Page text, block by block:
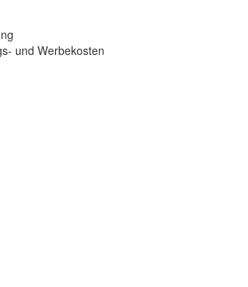
und Werbekosten